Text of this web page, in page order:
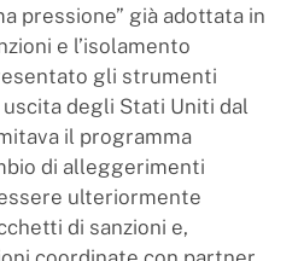
pressione” già adottata in
e l’isolamento
gli strumenti
degli Stati Uniti dal
il programma
di alleggerimenti
ulteriormente
di sanzioni e,